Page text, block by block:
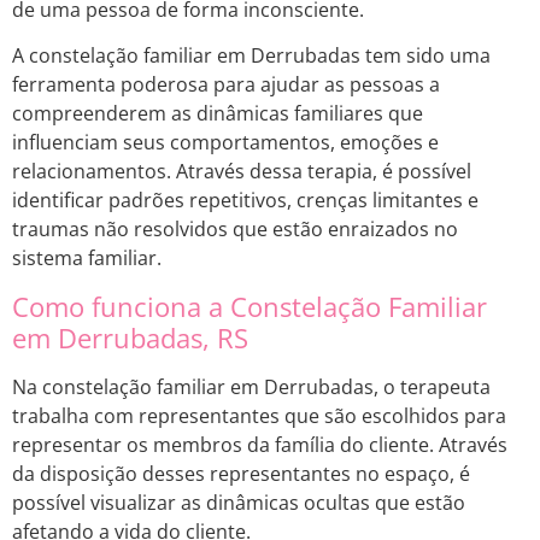
de uma pessoa de forma inconsciente.
A constelação familiar em Derrubadas tem sido uma
ferramenta poderosa para ajudar as pessoas a
compreenderem as dinâmicas familiares que
influenciam seus comportamentos, emoções e
relacionamentos. Através dessa terapia, é possível
identificar padrões repetitivos, crenças limitantes e
traumas não resolvidos que estão enraizados no
sistema familiar.
Como funciona a Constelação Familiar
em Derrubadas, RS
Na constelação familiar em Derrubadas, o terapeuta
trabalha com representantes que são escolhidos para
representar os membros da família do cliente. Através
da disposição desses representantes no espaço, é
possível visualizar as dinâmicas ocultas que estão
afetando a vida do cliente.